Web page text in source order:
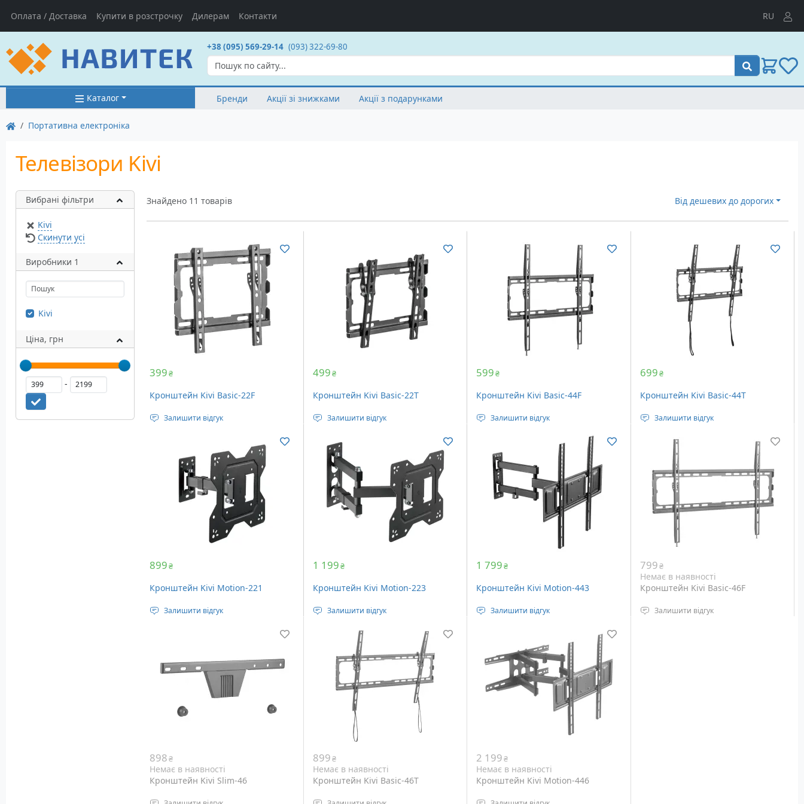
Оплата / Доставка Купити в розстрочку Дилерам Контакти RU
+38 (095) 569-29-14 (093) 322-69-80
Пошук
Каталог Бренди Акції зі знижками Акції з подарунками
Портативна електроніка
Телевізори Kivi
Вибрані фільтри
Kivi
Скинути усі
Виробники 1
Kivi
Ціна, грн
-
Знайдено 11 товарів Від дешевих до дорогих
399₴
Кронштейн Kivi Basic-22F
Залишити відгук
Діагональ телевізора: 23 – 43"
Максимальне навантаження: 45 кг
499₴
Кронштейн Kivi Basic-22T
Залишити відгук
200 мм
Діагональ телевізора: 23 – 43"
Кут нахилу: 8°
Максимальне навантаження: 45 кг
599₴
Кронштейн Kivi Basic-44F
Залишити відгук
Стандарт кріплення: VESA 400 x
Діагональ телевізора: 32 – 55"
Максимальне навантаження: 45 кг
699₴
Кронштейн Kivi Basic-44T
Залишити відгук
Діагональ телевізора: 32 – 55"
Кут нахилу: 8°
Максимальне навантаження: 45 кг
899₴
Кронштейн Kivi Motion-221
Залишити відгук
Кут нахилу: +5° ~ -8°
Максимальне навантаження: 30 кг
1 199₴
Кронштейн Kivi Motion-223
Залишити відгук
Діагональ телевізора: 27 – 43"
Кут нахилу: +3° ~ -10°
Максимальне навантаження: 30 кг
1 799₴
Кронштейн Kivi Motion-443
Залишити відгук
Діагональ телевізора: 32 – 55"
Кут нахилу: +10° ~ -15°
Максимальне навантаження: 35 кг
799₴
Немає в наявності
Кронштейн Kivi Basic-46F
Залишити відгук
898₴
Немає в наявності
Кронштейн Kivi Slim-46
899₴
Немає в наявності
Кронштейн Kivi Basic-46T
2 199₴
Немає в наявності
Кронштейн Kivi Motion-446